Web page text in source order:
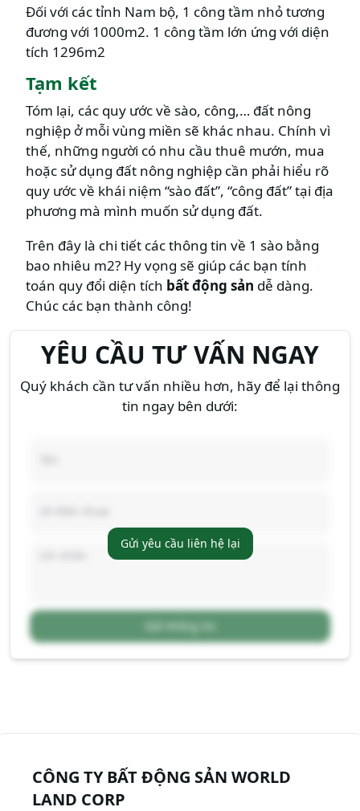
Đối với các tỉnh Nam bộ, 1 công tầm nhỏ tương
đương với 1000m2. 1 công tầm lớn ứng với diện
tích 1296m2
Tạm kết
Tóm lại, các quy ước về sào, công,… đất nông
nghiệp ở mỗi vùng miền sẽ khác nhau. Chính vì
thế, những người có nhu cầu thuê mướn, mua
hoặc sử dụng đất nông nghiệp cần phải hiểu rõ
quy ước về khái niệm “sào đất”, “công đất” tại địa
phương mà mình muốn sử dụng đất.
Trên đây là chi tiết các thông tin về 1 sào bằng
bao nhiêu m2? Hy vọng sẽ giúp các bạn tính
toán quy đổi diện tích bất động sản dễ dàng.
Chúc các bạn thành công!
YÊU CẦU TƯ VẤN NGAY
Quý khách cần tư vấn nhiều hơn, hãy để lại thông
tin ngay bên dưới:
Gửi thông tin
Gửi yêu cầu liên hệ lại
CÔNG TY BẤT ĐỘNG SẢN WORLD
LAND CORP